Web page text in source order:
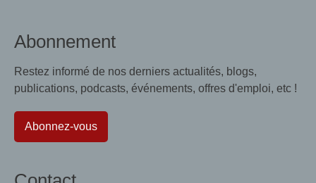
Abonnement
Restez informé de nos derniers actualités, blogs,
publications, podcasts, événements, offres d'emploi, etc !
Abonnez-vous